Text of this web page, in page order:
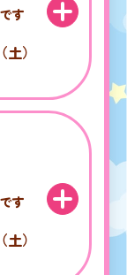
す
土）
す
土）